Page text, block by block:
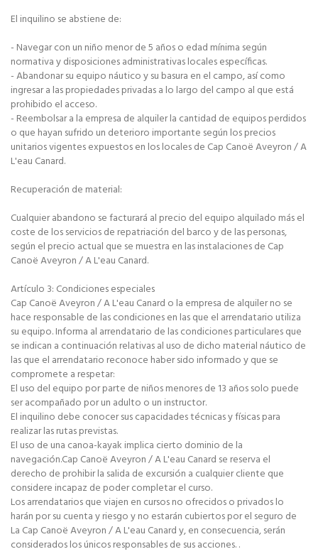
El inquilino se abstiene de:
- Navegar con un niño menor de 5 años o edad mínima según
normativa y disposiciones administrativas locales específicas.
- Abandonar su equipo náutico y su basura en el campo, así como
ingresar a las propiedades privadas a lo largo del campo al que está
prohibido el acceso.
- Reembolsar a la empresa de alquiler la cantidad de equipos perdidos
o que hayan sufrido un deterioro importante según los precios
unitarios vigentes expuestos en los locales de Cap Canoë Aveyron / A
L'eau Canard.
Recuperación de material:
Cualquier abandono se facturará al precio del equipo alquilado más el
coste de los servicios de repatriación del barco y de las personas,
según el precio actual que se muestra en las instalaciones de Cap
Canoë Aveyron / A L'eau Canard.
Artículo 3: Condiciones especiales
Cap Canoë Aveyron / A L'eau Canard o la empresa de alquiler no se
hace responsable de las condiciones en las que el arrendatario utiliza
su equipo. Informa al arrendatario de las condiciones particulares que
se indican a continuación relativas al uso de dicho material náutico de
las que el arrendatario reconoce haber sido informado y que se
compromete a respetar:
El uso del equipo por parte de niños menores de 13 años solo puede
ser acompañado por un adulto o un instructor.
El inquilino debe conocer sus capacidades técnicas y físicas para
realizar las rutas previstas.
El uso de una canoa-kayak implica cierto dominio de la
navegación.Cap Canoë Aveyron / A L'eau Canard se reserva el
derecho de prohibir la salida de excursión a cualquier cliente que
considere incapaz de poder completar el curso.
Los arrendatarios que viajen en cursos no ofrecidos o privados lo
harán por su cuenta y riesgo y no estarán cubiertos por el seguro de
La Cap Canoë Aveyron / A L'eau Canard y, en consecuencia, serán
considerados los únicos responsables de sus acciones. .